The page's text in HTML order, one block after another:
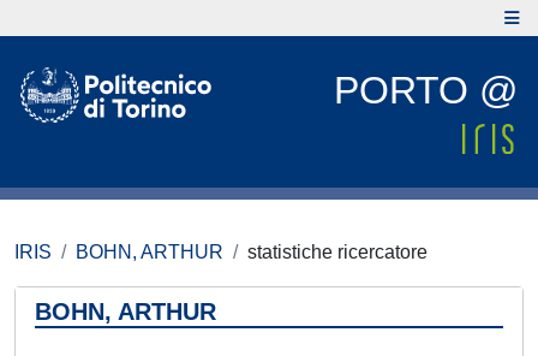
PORTO @
IRIS BOHN, ARTHUR statistiche ricercatore
BOHN, ARTHUR